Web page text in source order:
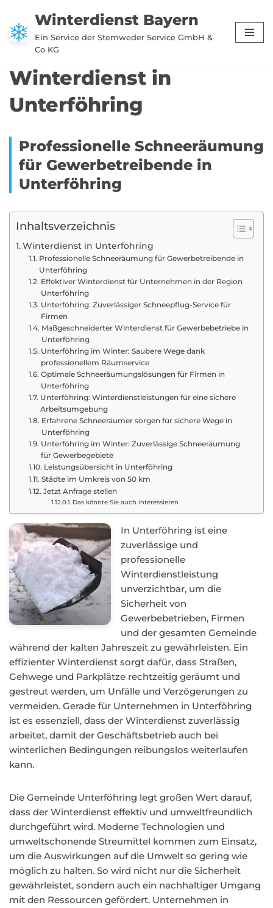
Zum
Inhalt
Winterdienst Bayern
Ein Service der Stemweder Service GmbH &
Co KG
Winterdienst in
Unterföhring
Professionelle Schneeräumung
für Gewerbetreibende in
Unterföhring
Inhaltsverzeichnis
Winterdienst in Unterföhring
Professionelle Schneeräumung für Gewerbetreibende in
Unterföhring
Effektiver Winterdienst für Unternehmen in der Region
Unterföhring
Unterföhring: Zuverlässiger Schneepflug-Service für
Firmen
Maßgeschneiderter Winterdienst für Gewerbebetriebe in
Unterföhring
Unterföhring im Winter: Saubere Wege dank
professionellem Räumservice
Optimale Schneeräumungslösungen für Firmen in
Unterföhring
Unterföhring: Winterdienstleistungen für eine sichere
Arbeitsumgebung
Erfahrene Schneeräumer sorgen für sichere Wege in
Unterföhring
Unterföhring im Winter: Zuverlässige Schneeräumung
für Gewerbegebiete
Leistungsübersicht in Unterföhring
Städte im Umkreis von 50 km
Jetzt Anfrage stellen
Das könnte Sie auch interessieren
In Unterföhring ist eine
zuverlässige und
professionelle
Winterdienstleistung
unverzichtbar, um die
Sicherheit von
Gewerbebetrieben, Firmen
und der gesamten Gemeinde
während der kalten Jahreszeit zu gewährleisten. Ein
effizienter Winterdienst sorgt dafür, dass Straßen,
Gehwege und Parkplätze rechtzeitig geräumt und
gestreut werden, um Unfälle und Verzögerungen zu
vermeiden. Gerade für Unternehmen in Unterföhring
ist es essenziell, dass der Winterdienst zuverlässig
arbeitet, damit der Geschäftsbetrieb auch bei
winterlichen Bedingungen reibungslos weiterlaufen
kann.
Die Gemeinde Unterföhring legt großen Wert darauf,
dass der Winterdienst effektiv und umweltfreundlich
durchgeführt wird. Moderne Technologien und
umweltschonende Streumittel kommen zum Einsatz,
um die Auswirkungen auf die Umwelt so gering wie
möglich zu halten. So wird nicht nur die Sicherheit
gewährleistet, sondern auch ein nachhaltiger Umgang
mit den Ressourcen gefördert. Unternehmen in